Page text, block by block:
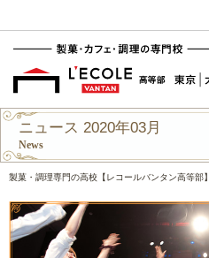
ニュース 2020年03月
News
製菓・調理専門の高校【レコールバンタン高等部】